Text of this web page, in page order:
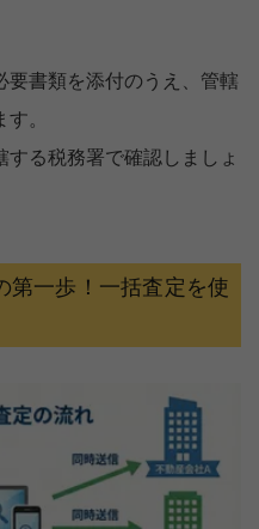
要書類を添付のうえ、管轄
。
る税務署で確認しましょ
第一歩！一括査定を使